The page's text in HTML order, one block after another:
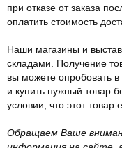
при отказе от заказа
оплатить стоимость
Наши магазины и
складами. Получение
вы можете опробовать
и купить нужный товар
условии, что этот товар
Обращаем Ваше